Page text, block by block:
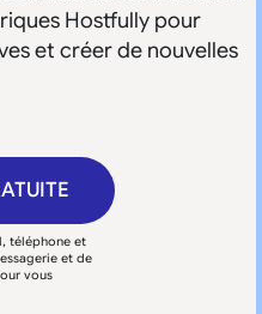
Hostfully pour
et créer de nouvelles
téléphone et
et de
vous